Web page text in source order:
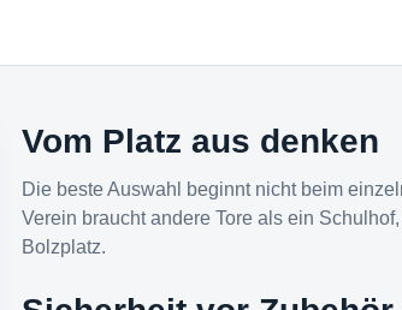
Vom Platz aus denken
Die beste Auswahl beginnt nicht beim
Verein braucht andere Tore als ein
Bolzplatz.